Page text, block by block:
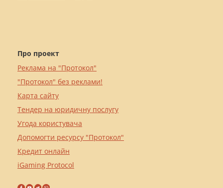
Про проект
Реклама на "Протокол"
"Протокол" без реклами!
Карта сайту
Тендер на юридичну послугу
Угода користувача
Допомогти ресурсу "Протокол"
Кредит онлайн
iGaming Protocol